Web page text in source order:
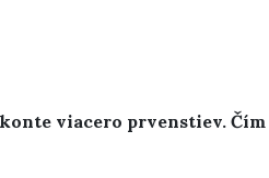
viacero prvenstiev. Čím